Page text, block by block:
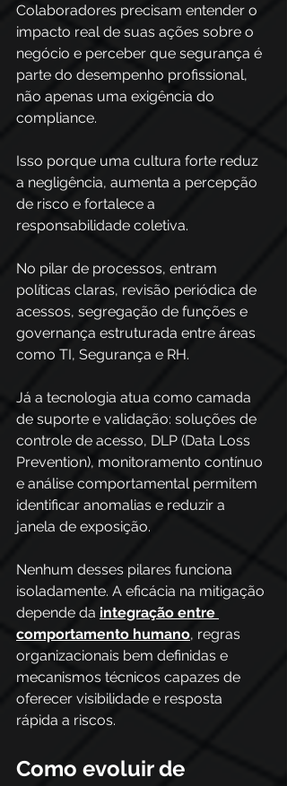
Colaboradores precisam entender o
impacto real de suas ações sobre o
negócio e perceber que segurança é
parte do desempenho profissional,
não apenas uma exigência do
compliance.
Isso porque uma cultura forte reduz
a negligência, aumenta a percepção
de risco e fortalece a
responsabilidade coletiva.
No pilar de processos, entram
políticas claras, revisão periódica de
acessos, segregação de funções e
governança estruturada entre áreas
como TI, Segurança e RH.
Já a tecnologia atua como camada
de suporte e validação: soluções de
controle de acesso, DLP (Data Loss
Prevention), monitoramento contínuo
e análise comportamental permitem
identificar anomalias e reduzir a
janela de exposição.
Nenhum desses pilares funciona
isoladamente. A eficácia na mitigação
depende da integração entre
comportamento humano, regras
organizacionais bem definidas e
mecanismos técnicos capazes de
oferecer visibilidade e resposta
rápida a riscos.
Como evoluir de